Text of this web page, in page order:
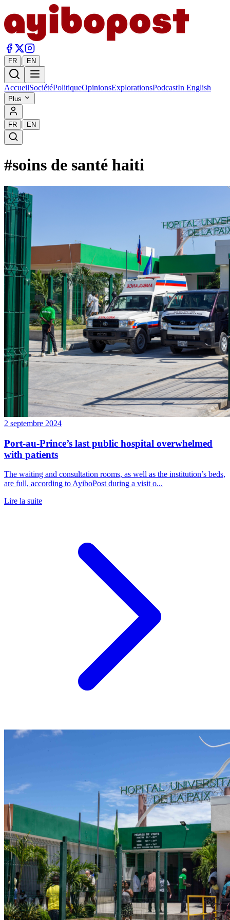
FR | EN
AccueilSociétéPolitiqueOpinionsExplorationsPodcastIn English
Plus
FR | EN
#soins de santé haiti
2 septembre 2024
Port-au-Prince’s last public hospital overwhelmed
with patients
The waiting and consultation rooms, as well as the institution’s beds,
are full, according to AyiboPost during a visit o...
Lire la suite